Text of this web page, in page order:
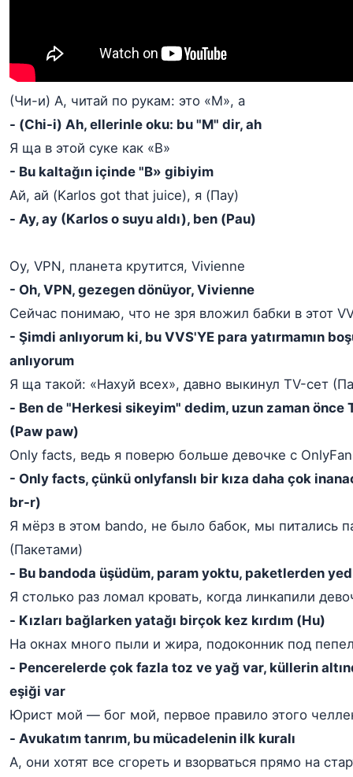
(Чи-и) А, читай по рукам: это «M», а
- (Chi-i) Ah, ellerinle oku: bu "M" dir, ah
Я ща в этой суке как «B»
- Bu kaltağın içinde "B» gibiyim
Ай, ай (Karlos got that juice), я (Пау)
- Ay, ay (Karlos o suyu aldı), ben (Pau)
Оу, VPN, планета крутится, Vivienne
- Oh, VPN, gezegen dönüyor, Vivienne
Сейчас понимаю, что не зря вложил бабки в этот
- Şimdi anlıyorum ki, bu VVS'YE para yatırmamın
anlıyorum
Я ща такой: «Нахуй всех», давно выкинул TV-сет
- Ben de "Herkesi sikeyim" dedim, uzun zaman önce
(Paw paw)
Only facts, ведь я поверю больше девочке с
- Only facts, çünkü onlyfanslı bir kıza daha çok
br-r)
Я мёрз в этом bando, не было бабок, мы питались
(Пакетами)
- Bu bandoda üşüdüm, param yoktu, paketlerden
Я столько раз ломал кровать, когда линкапили
- Kızları bağlarken yatağı birçok kez kırdım (Hu)
На окнах много пыли и жира, подоконник под
- Pencerelerde çok fazla toz ve yağ var, küllerin
eşiği var
Юрист мой — бог мой, первое правило этого
- Avukatım tanrım, bu mücadelenin ilk kuralı
А, они хотят все сгореть и взорваться прямо на